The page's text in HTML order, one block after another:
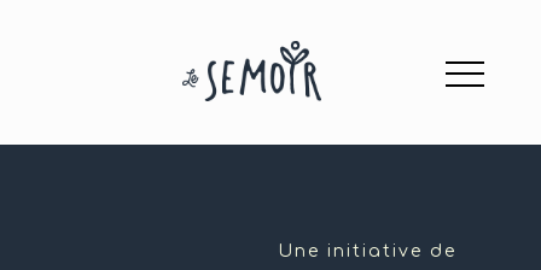
Une initiative de